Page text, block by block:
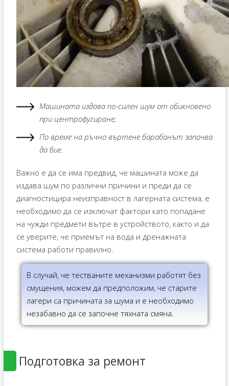
Машината издава по-силен шум от обикновено
при центрофугиране;
По време на ръчно въртене барабанът започва
да бие.
Важно е да се има предвид, че машината може да
издава шум по различни причини и преди да се
диагностицира неизправност в лагерната система, е
необходимо да се изключат фактори като попадане
на чужди предмети вътре в устройството, както и да
се уверите, че приемът на вода и дренажната
система работи правилно.
В случай, че тестваните механизми работят без
смущения, можем да предположим, че старите
лагери са причината за шума и е необходимо
незабавно да се започне тяхната смяна.
Подготовка за ремонт